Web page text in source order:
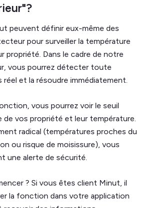
peuvent définir eux-même des
pour surveiller la température
propriété. Dans le cadre de notre
vous pourrez détecter toute
réel et la résoudre immédiatement.
vous pourrez voir le seuil
vos propriété et leur température.
radical (températures proches du
ou risque de moisissure), vous
une alerte de sécurité.
? Si vous êtes client Minut, il
la fonction dans votre application